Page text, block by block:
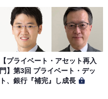
【プライベート・アセット再入
門】第3回 プライベート・デッ
ト、銀行『補完』し成長